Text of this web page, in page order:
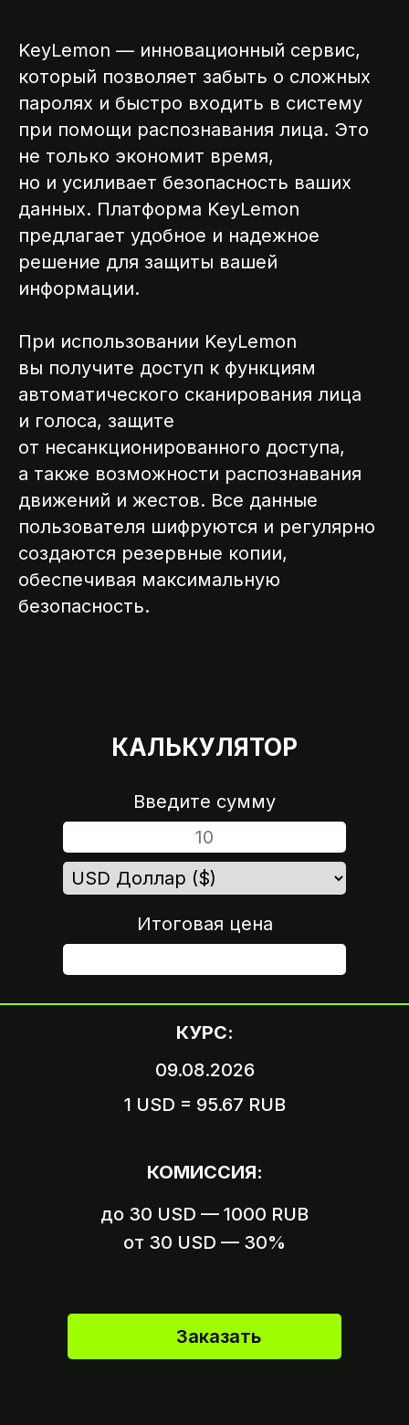
KeyLemon — инновационный сервис,
который позволяет забыть о сложных
паролях и быстро входить в систему
при помощи распознавания лица. Это
не только экономит время,
но и усиливает безопасность ваших
данных. Платформа KeyLemon
предлагает удобное и надежное
решение для защиты вашей
информации.
При использовании KeyLemon
вы получите доступ к функциям
автоматического сканирования лица
и голоса, защите
от несанкционированного доступа,
а также возможности распознавания
движений и жестов. Все данные
пользователя шифруются и регулярно
создаются резервные копии,
обеспечивая максимальную
безопасность.
КОМИССИЯ:
КУРС:
09.08.2026
1 USD = 95.67 RUB
Введите сумму
Итоговая цена
Заказать
до 30 USD — 1000 RUB
от 30 USD — 30%
КАЛЬКУЛЯТОР
от вашего аккаунта
Вариант 2
Пришлите ссылку на оплату,
ШАГ 4